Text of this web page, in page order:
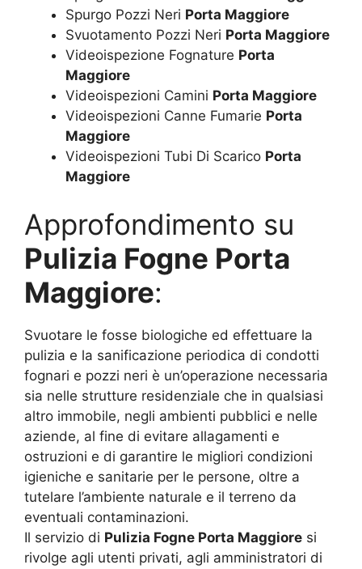
Spurgo Pozzi Neri Porta Maggiore
Svuotamento Pozzi Neri Porta Maggiore
Videoispezione Fognature Porta
Maggiore
Videoispezioni Camini Porta Maggiore
Videoispezioni Canne Fumarie Porta
Maggiore
Videoispezioni Tubi Di Scarico Porta
Maggiore
Approfondimento su
Pulizia Fogne Porta
Maggiore:
Svuotare le fosse biologiche ed effettuare la
pulizia e la sanificazione periodica di condotti
fognari e pozzi neri è un’operazione necessaria
sia nelle strutture residenziale che in qualsiasi
altro immobile, negli ambienti pubblici e nelle
aziende, al fine di evitare allagamenti e
ostruzioni e di garantire le migliori condizioni
igieniche e sanitarie per le persone, oltre a
tutelare l’ambiente naturale e il terreno da
eventuali contaminazioni.
Il servizio di Pulizia Fogne Porta Maggiore si
rivolge agli utenti privati, agli amministratori di